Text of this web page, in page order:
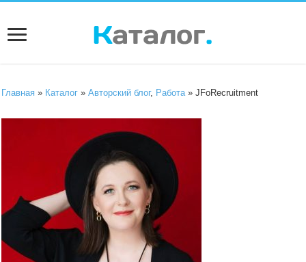
Главная » Каталог »Авторский блог, Работа » JFoRecruitment